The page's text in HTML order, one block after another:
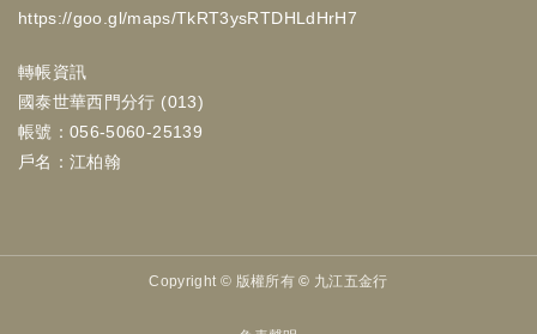
https://goo.gl/maps/TkRT3ysRTDHLdHrH7
轉帳資訊
國泰世華西門分行 (013)
帳號：056-5060-25139
戶名：江柏翰
Copyright © 版權所有 © 九江五金行